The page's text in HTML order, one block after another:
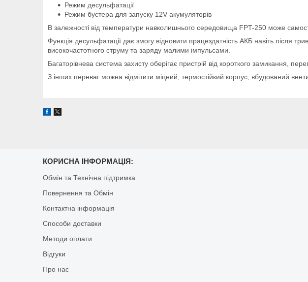
Режим десульфатації
Режим бустера для запуску 12V акумуляторів
В залежності від температури навколишнього середовища FPT-250 може
Функція десульфатації дає змогу відновити працездатність АКБ навіть після
високочастотного струму та заряду малими імпульсами.
Багаторівнева система захисту оберігає пристрій від короткого замикання,
З інших переваг можна відмітити міцний, термостійкий корпус, вбудований
КОРИСНА ІНФОРМАЦІЯ:
Обмін та Технічна підтримка
Повернення та Обмін
Контактна інформація
Способи доставки
Методи оплати
Відгуки
Про нас